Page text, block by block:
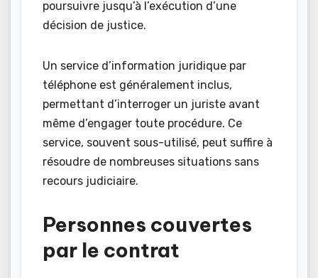
poursuivre jusqu’à l’exécution d’une
décision de justice.
Un service d’information juridique par
téléphone est généralement inclus,
permettant d’interroger un juriste avant
même d’engager toute procédure. Ce
service, souvent sous-utilisé, peut suffire à
résoudre de nombreuses situations sans
recours judiciaire.
Personnes couvertes
par le contrat